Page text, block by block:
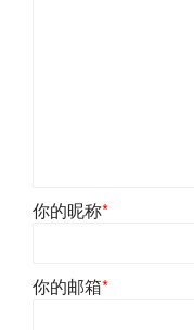
你的昵称*
你的邮箱*